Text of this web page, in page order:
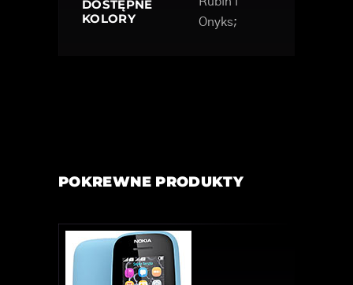
DOSTĘPNE
KOLORY
Onyks;
POKREWNE PRODUKTY